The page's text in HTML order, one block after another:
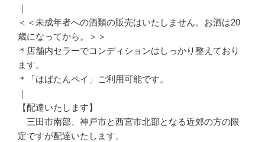
｜
＜＜未成年者への酒類の販売はいたしません。お酒は20
歳になってから。＞＞
＊店舗内セラーでコンディションはしっかり整えており
ます。
＊「はばたんペイ」ご利用可能です。
｜
【配達いたします】
三田市南部、神戸市と西宮市北部となる近郊の方の限
定ですが配達いたします。